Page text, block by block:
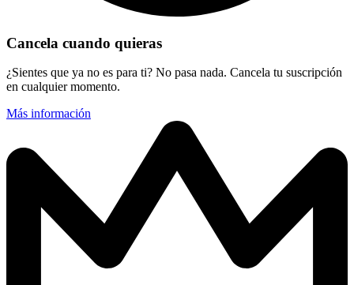
Cancela cuando quieras
¿Sientes que ya no es para ti? No pasa nada. Cancela tu suscripción
en cualquier momento.
Más información